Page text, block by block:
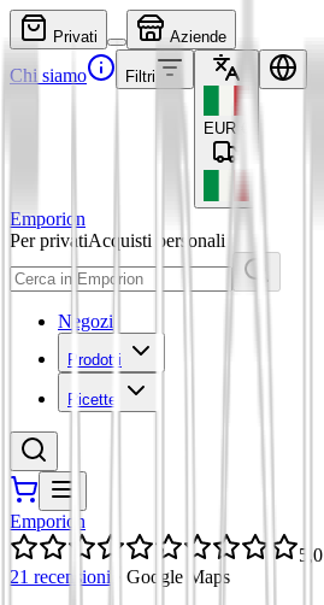
Privati Aziende
Chi siamo Filtri
EUR
Emporion
Per privatiAcquisti personali
Negozi
Prodotti
Ricette
Emporion
5,0
21 recensioni
Google Maps